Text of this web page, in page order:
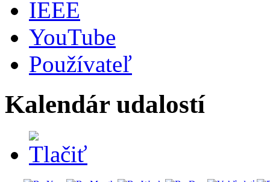
IEEE
YouTube
Používateľ
Kalendár udalostí